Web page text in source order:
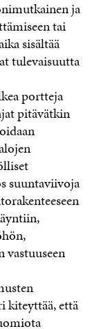
ja
tai
sisältää
tulevaisuutta
portteja
pitävätkin
suuntaviivoja
että